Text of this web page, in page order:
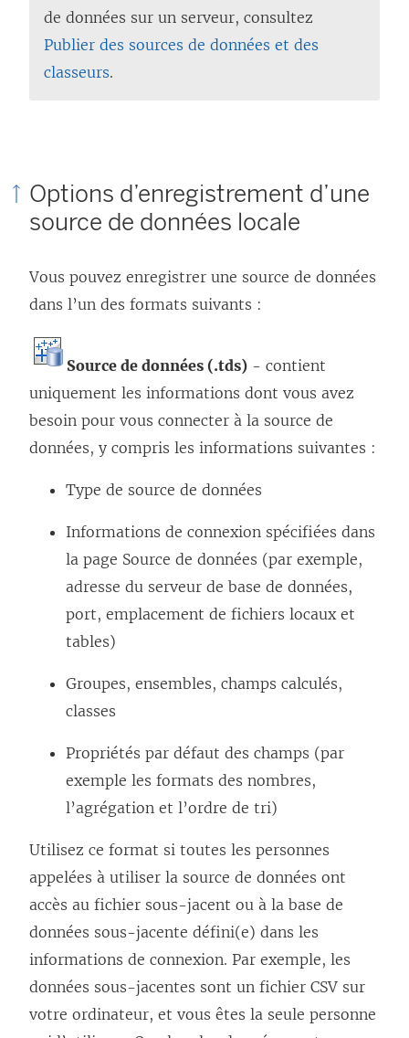
de données sur un serveur, consultez
Publier des sources de données et des
classeurs.
Options d’enregistrement d’une
source de données locale
Vous pouvez enregistrer une source de données
dans l’un des formats suivants :
Source de données (.tds) - contient
uniquement les informations dont vous avez
besoin pour vous connecter à la source de
données, y compris les informations suivantes :
Type de source de données
Informations de connexion spécifiées dans
la page Source de données (par exemple,
adresse du serveur de base de données,
port, emplacement de fichiers locaux et
tables)
Groupes, ensembles, champs calculés,
classes
Propriétés par défaut des champs (par
exemple les formats des nombres,
l’agrégation et l’ordre de tri)
Utilisez ce format si toutes les personnes
appelées à utiliser la source de données ont
accès au fichier sous-jacent ou à la base de
données sous-jacente défini(e) dans les
informations de connexion. Par exemple, les
données sous-jacentes sont un fichier CSV sur
votre ordinateur, et vous êtes la seule personne